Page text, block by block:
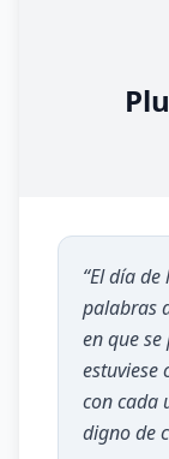
“El día de
palabras
en que
estuviese
con cada
digno de